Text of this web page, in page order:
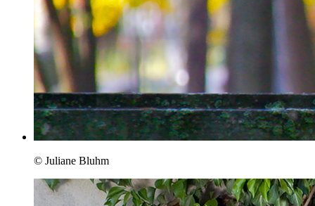
© Juliane Bluhm